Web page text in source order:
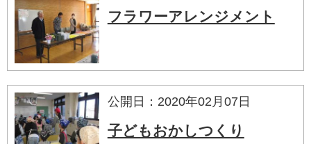
フラワーアレンジメント
公開日：2020年02月07日
子どもおかしつくり